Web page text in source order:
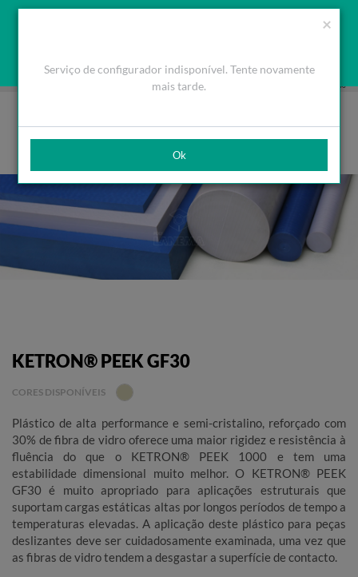
Usamos cookies para melhorar a navegação. Ao fechar esta
O que são Cookies
PT
Área Cliente
Orçamento(0)
PEEK GF30
KETRON® PEEK GF30
CORES DISPONÍVEIS
Plástico de alta performance e semi-cristalino, reforçado com
30% de fibra de vidro oferece uma maior rigidez e resistência à
fluência do que o KETRON® PEEK 1000 e tem uma
estabilidade dimensional muito melhor. O KETRON® PEEK
GF30 é muito apropriado para aplicações estruturais que
suportam cargas estáticas altas por longos períodos de tempo a
temperaturas elevadas. A aplicação deste plástico para peças
deslizantes deve ser cuidadosamente examinada, uma vez que
as fibras de vidro tendem a desgastar a superfície de contacto.
×
Serviço de configurador indisponível. Tente novamente
mais tarde.
Ok